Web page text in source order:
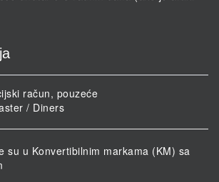
račun, pouzeće
/ Diners
su u Konvertibilnim markama (KM) sa